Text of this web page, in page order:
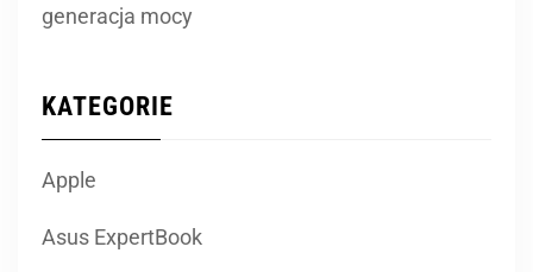
generacja mocy
KATEGORIE
Apple
Asus ExpertBook